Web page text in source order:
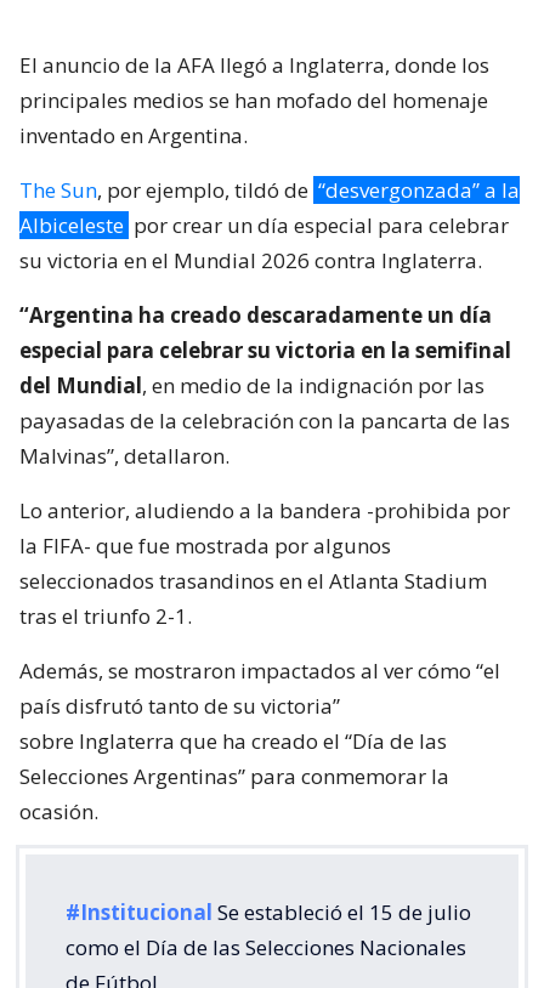
El anuncio de la AFA llegó a Inglaterra, donde los
principales medios se han mofado del homenaje
inventado en Argentina.
The Sun, por ejemplo, tildó de “desvergonzada” a la
Albiceleste por crear un día especial para celebrar
su victoria en el Mundial 2026 contra Inglaterra.
“Argentina ha creado descaradamente un día
especial para celebrar su victoria en la semifinal
del Mundial, en medio de la indignación por las
payasadas de la celebración con la pancarta de las
Malvinas”, detallaron.
Lo anterior, aludiendo a la bandera -prohibida por
la FIFA- que fue mostrada por algunos
seleccionados trasandinos en el Atlanta Stadium
tras el triunfo 2-1.
Además, se mostraron impactados al ver cómo “el
país disfrutó tanto de su victoria”
sobre Inglaterra que ha creado el “Día de las
Selecciones Argentinas” para conmemorar la
ocasión.
#Institucional Se estableció el 15 de julio
como el Día de las Selecciones Nacionales
de Fútbol